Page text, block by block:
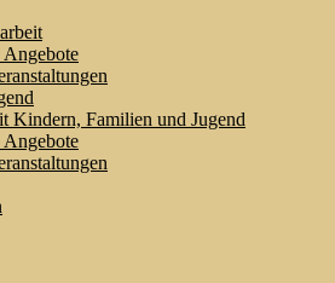
Angebote
Kindern, Familien und Jugend
Angebote